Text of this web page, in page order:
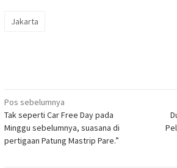
Jakarta
Navigasi
pos
Pos sebelumnya
Tak seperti Car Free Day pada
Minggu sebelumnya, suasana di
pertigaan Patung Mastrip Pare.”